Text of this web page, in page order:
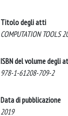
Titolo degli atti
COMPUTATION TOOLS
ISBN del volume degli
978-1-61208-709-2
Data di pubblicazione
2019